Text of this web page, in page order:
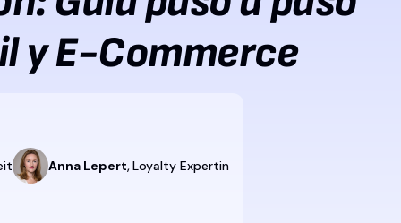
y E-Commerce
Anna Lepert,Loyalty Expertin